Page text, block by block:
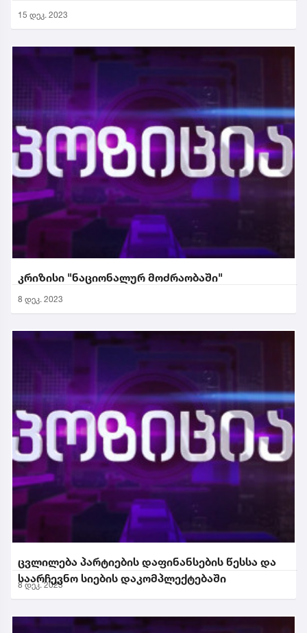
15 დეკ. 2023
კრიზისი "ნაციონალურ მოძრაობაში"
8 დეკ. 2023
ცვლილება პარტიების დაფინანსების წესსა და
საარჩევნო სიების დაკომპლექტებაში
8 დეკ. 2023